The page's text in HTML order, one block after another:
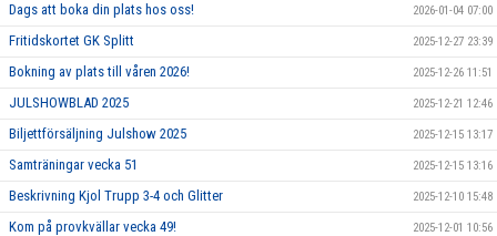
Dags att boka din plats hos oss! 2026-01-04 07:00
Fritidskortet GK Splitt 2025-12-27 23:39
Bokning av plats till våren 2026! 2025-12-26 11:51
JULSHOWBLAD 2025 2025-12-21 12:46
Biljettförsäljning Julshow 2025 2025-12-15 13:17
Samträningar vecka 51 2025-12-15 13:16
Beskrivning Kjol Trupp 3-4 och Glitter 2025-12-10 15:48
Kom på provkvällar vecka 49! 2025-12-01 10:56